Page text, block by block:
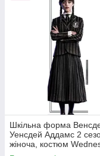
Шкільна форма
Уенсдей Аддамс 2
жіноча, костюм
Addams для аніматорів і